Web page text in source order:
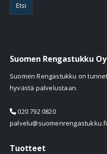
Etsi
Suomen Rengastukku Oy
Suomen Rengastukku on
hyvästä palvelustaan.
020 792 0820
palvelu@suomenrengastukku.fi
Tuotteet